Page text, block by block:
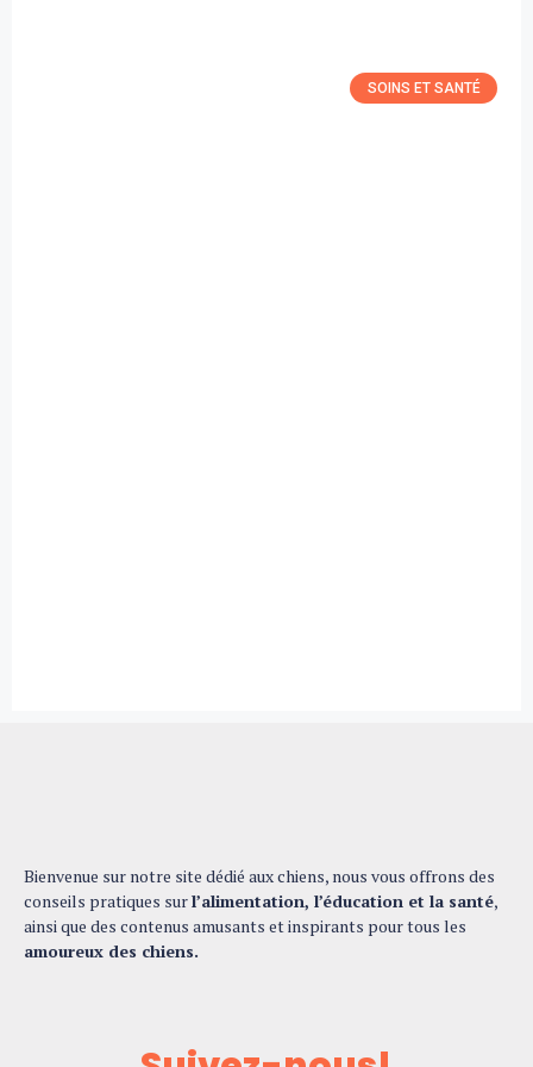
SOINS ET SANTÉ
Bienvenue sur notre site dédié aux chiens, nous vous offrons des
conseils pratiques surl’alimentation, l’éducation et la santé,
ainsi que des contenus amusants et inspirants pour tous les
amoureux des chiens.